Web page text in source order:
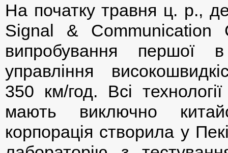
На початку травня ц. р.,
Signal & Communication
випробування першої
управління
350 км/год. Всі
мають виключно
корпорація створила у